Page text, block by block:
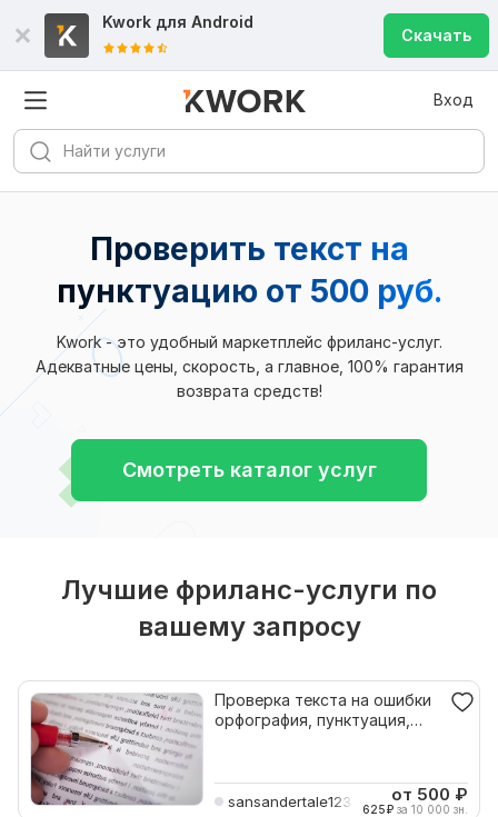
Kwork для Android
Скачать
Вход
Проверить текст на
пунктуацию от 500 руб.
Kwork - это удобный маркетплейс фриланс-услуг.
Адекватные цены, скорость, а главное, 100% гарантия
возврата средств!
Смотреть каталог услуг
Лучшие фриланс-услуги по
вашему запросу
Проверка текста на ошибки
орфография, пунктуация,
sansandertale1234509 от 500 ₽
625₽ за 10 000 зн.